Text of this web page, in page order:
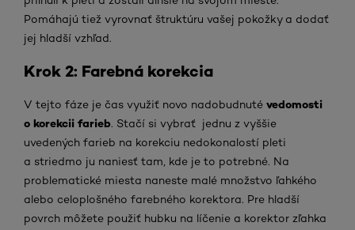
Pomáhajú tiež vyrovnať štruktúru vašej pokožky a dodať
jej hladší vzhľad.
Krok 2: Farebná korekcia
V tejto fáze je čas využiť novo nadobudnuté vedomosti
o korekcii farieb. Stačí si vybrať jednu z vyššie
uvedených farieb na korekciu nedokonalostí pleti
a striedmo ju naniesť tam, kde je to potrebné. Na
problematické miesta naneste malé množstvo ľahkého
alebo celoplošného farebného korektora. Pre hladší
povrch môžete použiť hubku na líčenie a korektor zľahka